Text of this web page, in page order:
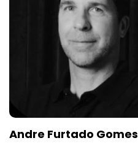
Andre Furtado Gomes